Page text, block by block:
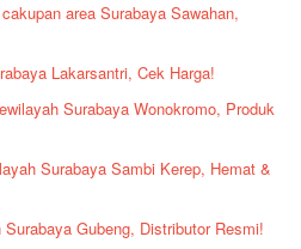
area Surabaya Sawahan,
Lakarsantri, Cek Harga!
Surabaya Wonokromo, Produk
Surabaya Sambi Kerep, Hemat &
Gubeng, Distributor Resmi!